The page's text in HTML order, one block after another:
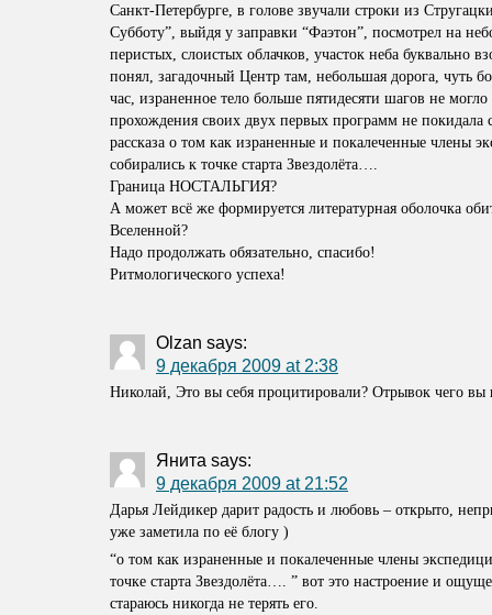
Санкт-Петербурге, в голове звучали строки из
Субботу”, выйдя у заправки “Фаэтон”, посмотрел на
перистых, слоистых облачков, участок неба буквально
понял, загадочный Центр там, небольшая дорога, чуть
час, израненное тело больше пятидесяти шагов не
прохождения своих двух первых программ не покидала
рассказа о том как израненные и покалеченные члены
собирались к точке старта Звездолёта….
Граница НОСТАЛЬГИЯ?
А может всё же формируется литературная оболочка
Вселенной?
Надо продолжать обязательно, спасибо!
Ритмологического успеха!
Olzan says:
9 декабря 2009 at 2:38
Николай, Это вы себя процитировали? Отрывок чего вы
Янита says:
9 декабря 2009 at 21:52
Дарья Лейдикер дарит радость и любовь – открыто,
уже заметила по её блогу )
“о том как израненные и покалеченные члены
точке старта Звездолёта…. ” вот это настроение и
стараюсь никогда не терять его.